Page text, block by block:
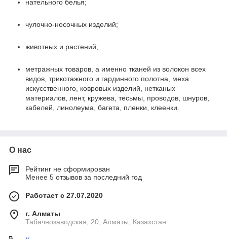
нательного белья;
чулочно-носочных изделий;
животных и растений;
метражных товаров, а именно тканей из волокон всех
видов, трикотажного и гардинного полотна, меха
искусственного, ковровых изделий, нетканых
материалов, лент, кружева, тесьмы, проводов, шнуров,
кабелей, линолеума, багета, пленки, клеенки.
О нас
Рейтинг не сформирован
Менее 5 отзывов за последний год
Работает с 27.07.2020
г. Алматы
Табачнозаводская, 20, Алматы, Казахстан